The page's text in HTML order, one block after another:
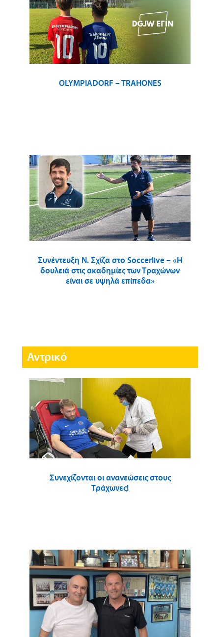
OLYMPIADORF – TRAHONES
Συνέντευξη Ν. Σχίζα στο Soccerlive – «Η
δουλειά στις ακαδημίες των Τραχώνων
είναι σε υψηλά επίπεδα»
Αντρικό
Συνεχίζονται οι ανανεώσεις στους
Τράχωνες!